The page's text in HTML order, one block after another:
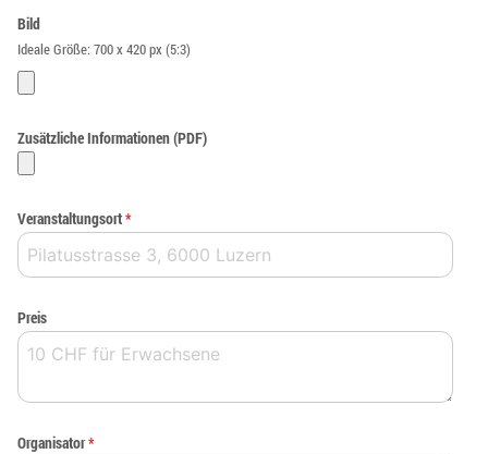
Bild
Ideale Größe: 700 x 420 px (5:3)
Zusätzliche Informationen (PDF)
Veranstaltungsort*
Preis
Organisator*